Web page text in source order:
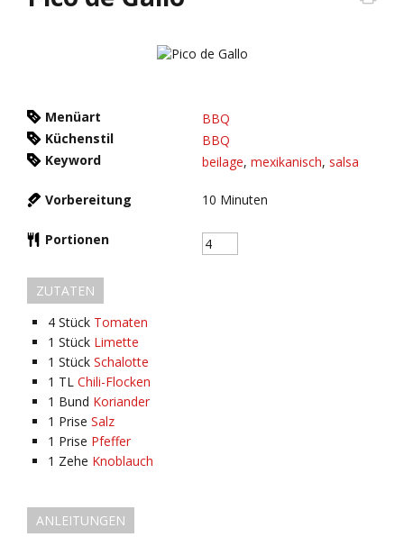
Menüart
BBQ
Küchenstil
BBQ
Keyword
beilage, mexikanisch, salsa
Vorbereitung 10 Minuten
Portionen
ZUTATEN
4 Stück Tomaten
1 Stück Limette
1 Stück Schalotte
1 TL Chili-Flocken
1 Bund Koriander
1 Prise Salz
1 Prise Pfeffer
1 Zehe Knoblauch
ANLEITUNGEN